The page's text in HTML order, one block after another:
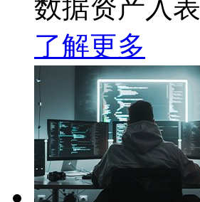
数据资产入表
了解更多